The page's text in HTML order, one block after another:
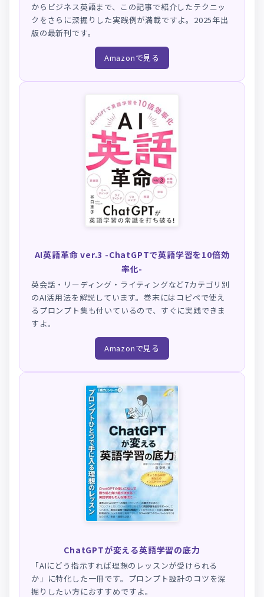
からビジネス英語まで、この記事で紹介したテクニッ
クをさらに深掘りした実践例が満載ですよ。2025年出
版の最新刊です。
Amazonで見る
AI英語革命 ver.3 -ChatGPTで英語学習を10倍効
率化-
英会話・リーディング・ライティングなど7カテゴリ別
のAI活用法を解説しています。巻末にはコピペで使え
るプロンプト集も付いているので、すぐに実践できま
すよ。
Amazonで見る
ChatGPTが変える英語学習の底力
「AIにどう指示すれば理想のレッスンが受けられる
か」に特化した一冊です。プロンプト設計のコツを深
掘りしたい方におすすめですよ。